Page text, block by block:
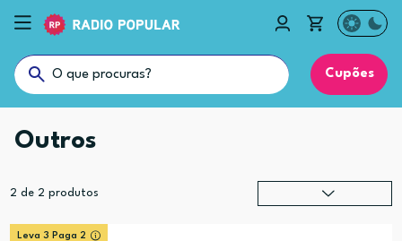
Cupões
Outros
2 de 2 produtos
Leva 3 Paga 2